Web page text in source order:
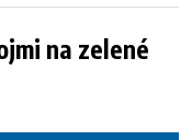
na zelené